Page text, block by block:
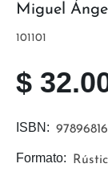
Formato:
ISBN:
$
101101
Miguel